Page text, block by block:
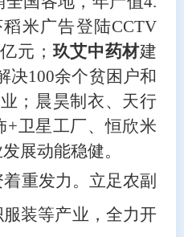
稻米广告登陆CCTV
元； 玖艾中药材建
决100余个贫困户和
；晨昊制衣、天行
+卫星工厂、恒欣米
展动能稳健。
着重发力 。 立足农副
装等产业，全力开